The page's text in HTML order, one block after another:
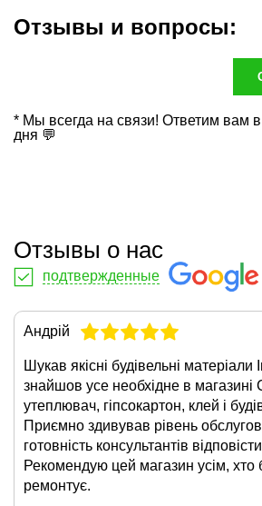
Отзывы и вопросы:
* Мы всегда на связи! Ответим вам
дня 💬
Отзывы о нас
подтвержденные
Андрій
Шукав якісні будівельні матеріали
знайшов усе необхідне в магазині
утеплювач, гіпсокартон, клей і
Приємно здивував рівень
готовність консультантів
Рекомендую цей магазин усім, хто
ремонтує.